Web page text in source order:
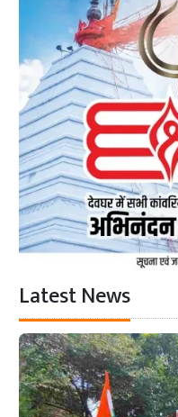
Latest News